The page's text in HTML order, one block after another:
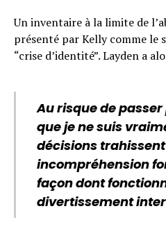
Un inventaire à la limite de
présenté par Kelly comme le
“crise d’identité”. Layden a
Au risque de
que je ne suis
décisions
incompréhension
façon dont
divertissement